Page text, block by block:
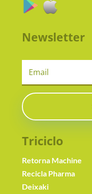
Newsletter
Triciclo
Retorna Machine
Recicla Pharma
Deixaki